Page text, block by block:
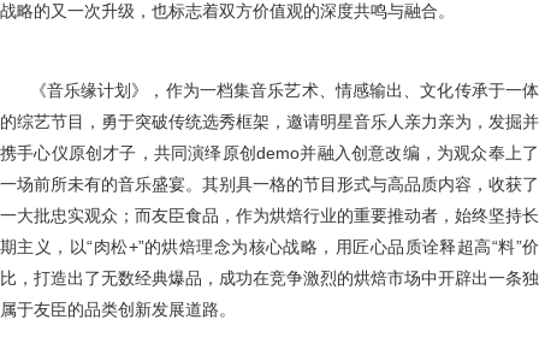
战略的又一次升级，也标志着双方价值观的深度共鸣与融合。
《音乐缘计划》，作为一档集音乐艺术、情感输出、文化传承于一体
的综艺节目，勇于突破传统选秀框架，邀请明星音乐人亲力亲为，发掘并
携手心仪原创才子，共同演绎原创demo并融入创意改编，为观众奉上了
一场前所未有的音乐盛宴。其别具一格的节目形式与高品质内容，收获了
一大批忠实观众；而友臣食品，作为烘焙行业的重要推动者，始终坚持长
期主义，以“肉松+”的烘焙理念为核心战略，用匠心品质诠释超高“料”价
比，打造出了无数经典爆品，成功在竞争激烈的烘焙市场中开辟出一条独
属于友臣的品类创新发展道路。